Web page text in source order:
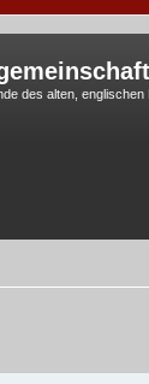
des alten, englischen